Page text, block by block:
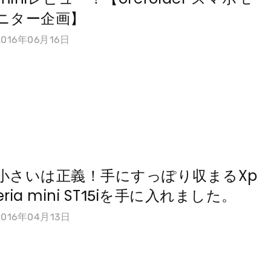
ター企画】
年06月16日
さいは正義！手にすっぽり収まるXp
mini ST15iを手に入れました。
年04月13日